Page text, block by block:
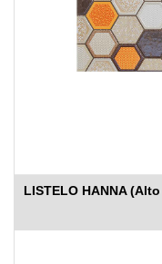
LISTELO HANNA